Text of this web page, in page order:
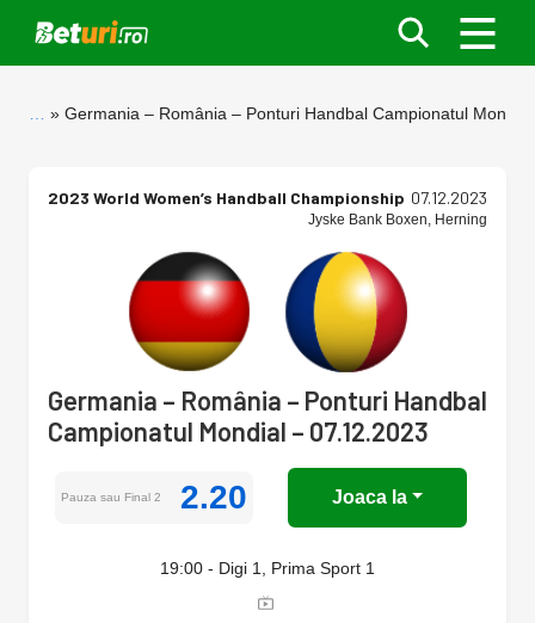
Germania – România – Ponturi Handbal Campionatul
2023 World Women’s Handball Championship 07.12.2023
Jyske Bank Boxen, Herning
Germania – România – Ponturi Handbal
Campionatul Mondial – 07.12.2023
Pauza sau Final 2 2.20 Joaca la
19:00 - Digi 1, Prima Sport 1